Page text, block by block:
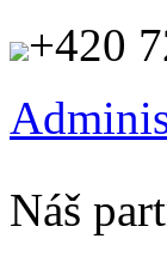
+420
Náš